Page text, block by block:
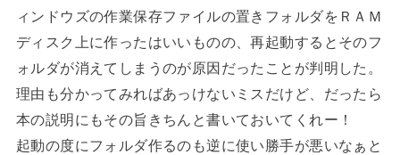
ィンドウズの作業保存ファイルの置きフォルダをＲＡＭ
ディスク上に作ったはいいものの、再起動するとそのフ
ォルダが消えてしまうのが原因だったことが判明した。
理由も分かってみればあっけないミスだけど、だったら
本の説明にもその旨きちんと書いておいてくれー！
起動の度にフォルダ作るのも逆に使い勝手が悪いなぁと